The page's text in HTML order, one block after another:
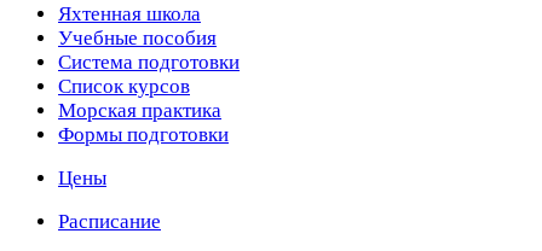
Яхтенная школа
Учебные пособия
Cистема подготовки
Список курсов
Морская практика
Формы подготовки
Цены
Расписание